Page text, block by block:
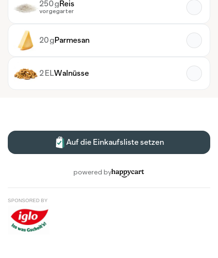
SPONSORED BY